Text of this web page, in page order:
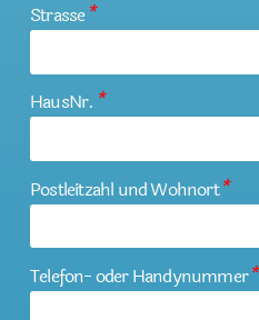
Strasse*
HausNr. *
Postleitzahl und Wohnort*
Telefon- oder Handynummer*